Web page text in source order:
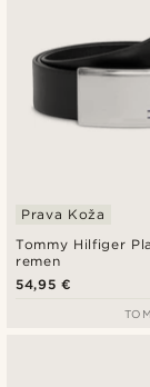
Tommy Hilfiger
remen
Prava Koža
54,95 €